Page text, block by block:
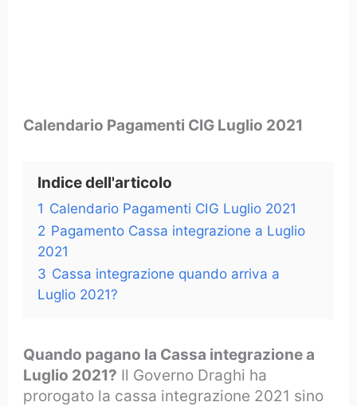
Calendario Pagamenti CIG Luglio 2021
Indice dell'articolo
1 Calendario Pagamenti CIG Luglio 2021
2 Pagamento Cassa integrazione a Luglio
2021
3 Cassa integrazione quando arriva a
Luglio 2021?
Quando pagano la Cassa integrazione a
Luglio 2021? Il Governo Draghi ha
prorogato la cassa integrazione 2021 sino